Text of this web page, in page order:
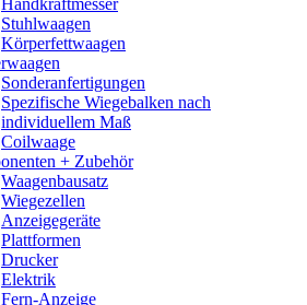
Handkraftmesser
Stuhlwaagen
Körperfettwaagen
Sonderanfertigungen
Spezifische Wiegebalken nach
individuellem Maß
Coilwaage
+ Zubehör
Waagenbausatz
Wiegezellen
Anzeigegeräte
Plattformen
Drucker
Elektrik
Fern-Anzeige